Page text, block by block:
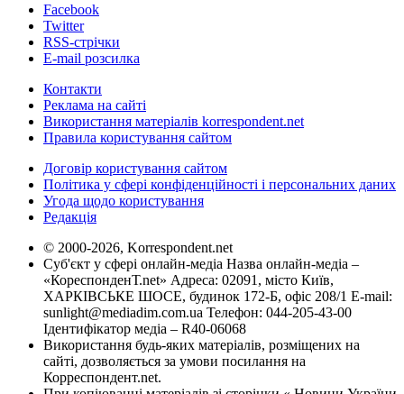
Facebook
Twitter
RSS-стрічки
E-mail розсилка
Контакти
Реклама на сайті
Використання матеріалів korrespondent.net
Правила користування сайтом
Договір користування сайтом
Політика у сфері конфіденційності і персональних даних
Угода щодо користування
Редакція
© 2000-2026, Korrespondent.net
Суб'єкт у сфері онлайн-медіа Назва онлайн-медіа –
«КореспонденТ.net» Адреса: 02091, місто Київ,
ХАРКІВСЬКЕ ШОСЕ, будинок 172-Б, офіс 208/1 E-mail:
sunlight@mediadim.com.ua Телефон: 044-205-43-00
Ідентифікатор медіа – R40-06068
Використання будь-яких матеріалів, розміщених на
сайті, дозволяється за умови посилання на
Корреспондент.net.